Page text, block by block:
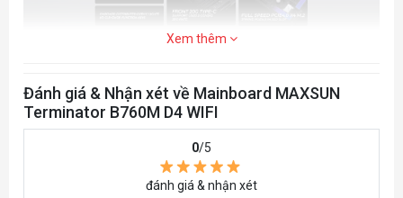
M.2 hỗ trợ Gen4 x4
USB
Chân cắm USB trên bo mạch (tổng cộng 5
Xem thêm
Đánh giá & Nhận xét về Mainboard MAXSUN
Terminator B760M D4 WIFI
0/5
đánh giá & nhận xét